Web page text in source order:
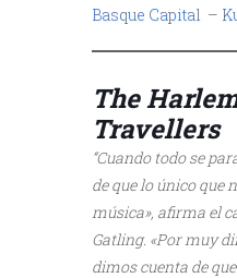
Basque Capital –
The
Travellers
“Cuando todo se
de que lo único que
música», afirma el
Gatling. «Por muy
dimos cuenta de